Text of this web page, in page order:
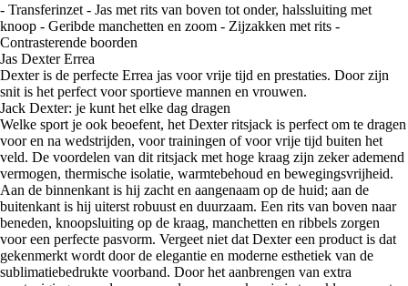
- Transferinzet - Jas met rits van boven tot onder, halssluiting met
knoop - Geribde manchetten en zoom - Zijzakken met rits -
Contrasterende boorden
Jas Dexter Errea
Dexter is de perfecte Errea jas voor vrije tijd en prestaties. Door zijn
snit is het perfect voor sportieve mannen en vrouwen.
Jack Dexter: je kunt het elke dag dragen
Welke sport je ook beoefent, het Dexter ritsjack is perfect om te dragen
voor en na wedstrijden, voor trainingen of voor vrije tijd buiten het
veld. De voordelen van dit ritsjack met hoge kraag zijn zeker ademend
vermogen, thermische isolatie, warmtebehoud en bewegingsvrijheid.
Aan de binnenkant is hij zacht en aangenaam op de huid; aan de
buitenkant is hij uiterst robuust en duurzaam. Een rits van boven naar
beneden, knoopsluiting op de kraag, manchetten en ribbels zorgen
voor een perfecte pasvorm. Vergeet niet dat Dexter een product is dat
gekenmerkt wordt door de elegantie en moderne esthetiek van de
sublimatiebedrukte voorband. Door het aanbrengen van extra